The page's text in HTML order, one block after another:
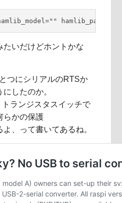
たいだけどホントかな
つにシリアルのRTSか
したのか。
ランジスタスイッチで
らかの保護
、って書いてあるね。